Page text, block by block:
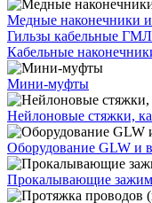
Медные наконечники
Гильзы кабельные ГМЛ
Кабельные
Мини-муфты
Нейлоновые стяжки,
Оборудование GLW и
Прокалывающие